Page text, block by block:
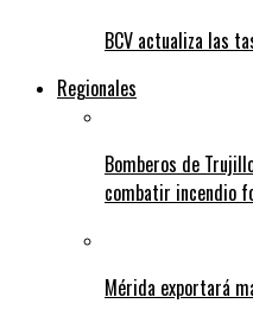
BCV actualiza las
Regionales
Bomberos de
combatir incendio
Mérida exportará